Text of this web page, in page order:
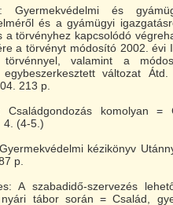
Gyermekvédelmi és
és a gyámügyi
a törvényhez kapcsolódó
a törvényt módosító 2002. évi
valamint a
egybeszerkesztett változat
213 p.
Családgondozás komolyan =
4. (4-5.)
kézikönyv
p.
A szabadidő-szervezés
tábor során = Család,